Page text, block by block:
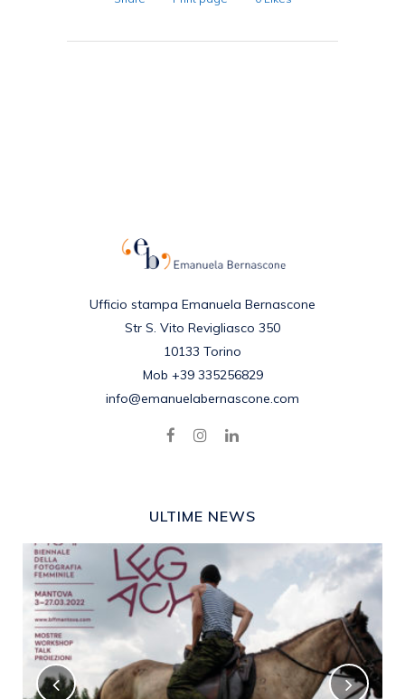
Ufficio stampa Emanuela Bernascone
Str S. Vito Revigliasco 350
10133 Torino
Mob +39 335256829
info@emanuelabernascone.com
ULTIME NEWS